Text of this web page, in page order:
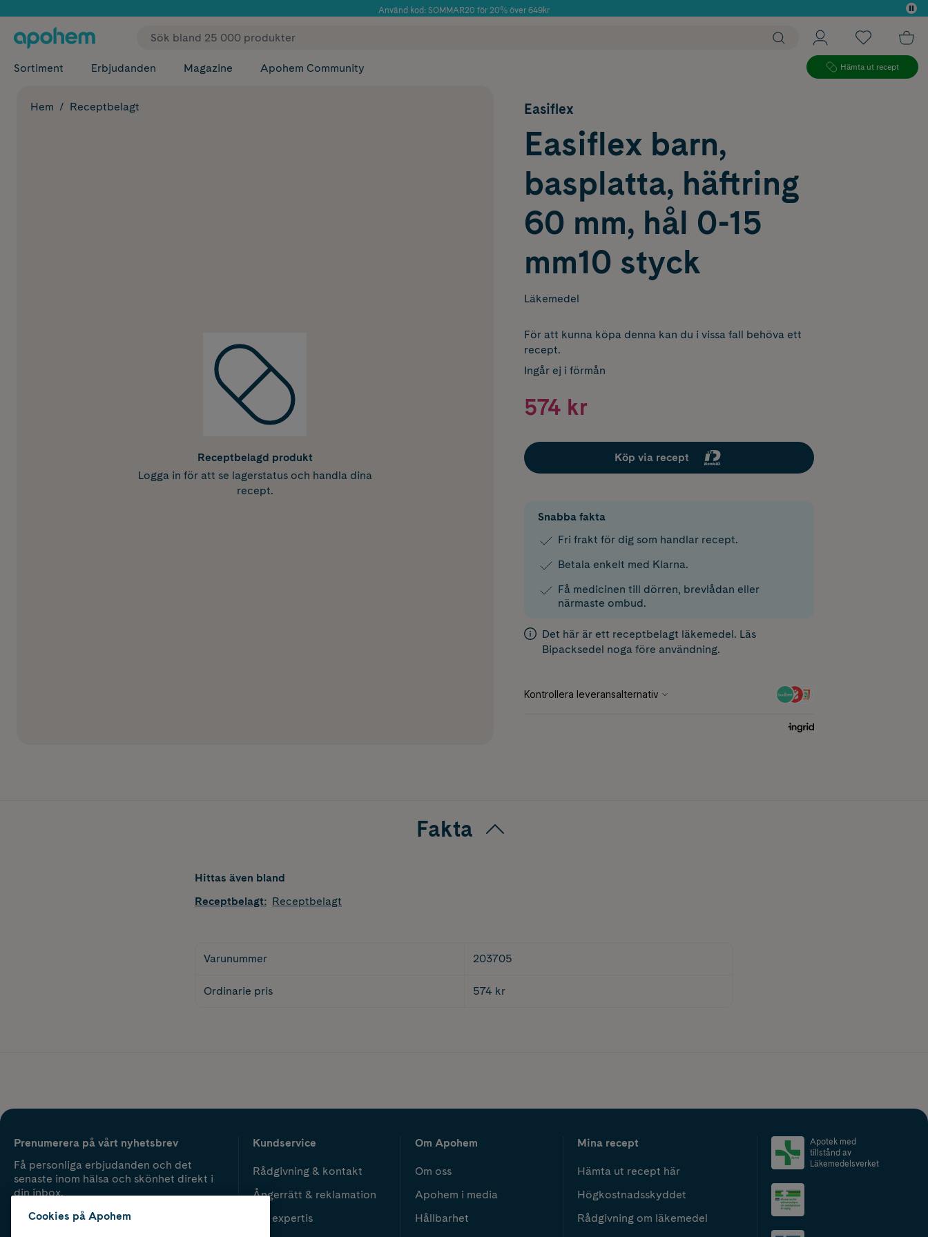
Använd kod: SOMMAR20 för 20% över 649kr
✓ Fri frakt
Sortiment Erbjudanden Magazine Apohem Community Hämta ut recept
Hem Receptbelagt
Receptbelagd produkt
Logga in för att se lagerstatus och handla dina
recept.
Easiflex
Easiflex barn,
basplatta, häftring
60 mm, hål 0-15
mm10 styck
Läkemedel
För att kunna köpa denna kan du i vissa fall behöva ett
recept.
Ingår ej i förmån
574 kr
Köp via recept
Snabba fakta
Fri frakt för dig som handlar recept.
Betala enkelt med Klarna.
Få medicinen till dörren, brevlådan eller
närmaste ombud.
Det här är ett receptbelagt läkemedel. Läs
Bipacksedel noga före användning.
Fakta
Hittas även bland
Receptbelagt: Receptbelagt
Varunummer 203705
Ordinarie pris 574 kr
Prenumerera på vårt nyhetsbrev
Få personliga erbjudanden och det
senaste inom hälsa och skönhet direkt i
din inbox.
Kundservice
Rådgivning & kontakt
Ångerrätt & reklamation
Vår expertis
Om Apohem
Om oss
Apohem i media
Hållbarhet
Mina recept
Hämta ut recept här
Högkostnadsskyddet
Rådgivning om läkemedel
Apotek med
tillstånd av
Läkemedelsverket
Cookies på Apohem